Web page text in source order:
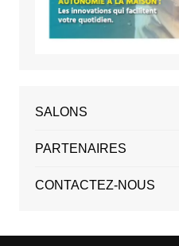
SALONS
PARTENAIRES
CONTACTEZ-NOUS